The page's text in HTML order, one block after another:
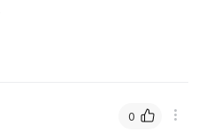
0